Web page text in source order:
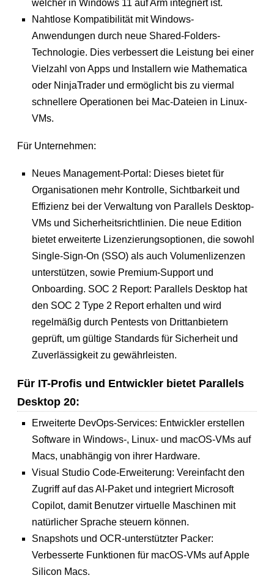
welcher in Windows 11 auf Arm integriert ist.
Nahtlose Kompatibilität mit Windows-
Anwendungen durch neue Shared-Folders-
Technologie. Dies verbessert die Leistung bei einer
Vielzahl von Apps und Installern wie Mathematica
oder NinjaTrader und ermöglicht bis zu viermal
schnellere Operationen bei Mac-Dateien in Linux-
VMs.
Für Unternehmen:
Neues Management-Portal: Dieses bietet für
Organisationen mehr Kontrolle, Sichtbarkeit und
Effizienz bei der Verwaltung von Parallels Desktop-
VMs und Sicherheitsrichtlinien. Die neue Edition
bietet erweiterte Lizenzierungsoptionen, die sowohl
Single-Sign-On (SSO) als auch Volumenlizenzen
unterstützen, sowie Premium-Support und
Onboarding. SOC 2 Report: Parallels Desktop hat
den SOC 2 Type 2 Report erhalten und wird
regelmäßig durch Pentests von Drittanbietern
geprüft, um gültige Standards für Sicherheit und
Zuverlässigkeit zu gewährleisten.
Für IT-Profis und Entwickler bietet Parallels
Desktop 20:
Erweiterte DevOps-Services: Entwickler erstellen
Software in Windows-, Linux- und macOS-VMs auf
Macs, unabhängig von ihrer Hardware.
Visual Studio Code-Erweiterung: Vereinfacht den
Zugriff auf das AI-Paket und integriert Microsoft
Copilot, damit Benutzer virtuelle Maschinen mit
natürlicher Sprache steuern können.
Snapshots und OCR-unterstützter Packer:
Verbesserte Funktionen für macOS-VMs auf Apple
Silicon Macs.